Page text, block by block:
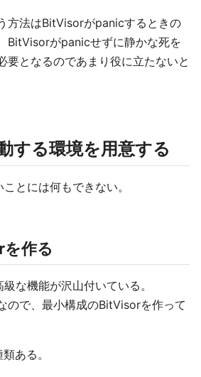
方法はBitVisorがpanicするときの
BitVisorがpanicせずに静かな死を
要となるのであまり役に立たないと
する環境を用意する
とには何もできない。
作る
な機能が沢山付いている。
ので、最小構成のBitVisorを作って
ある。